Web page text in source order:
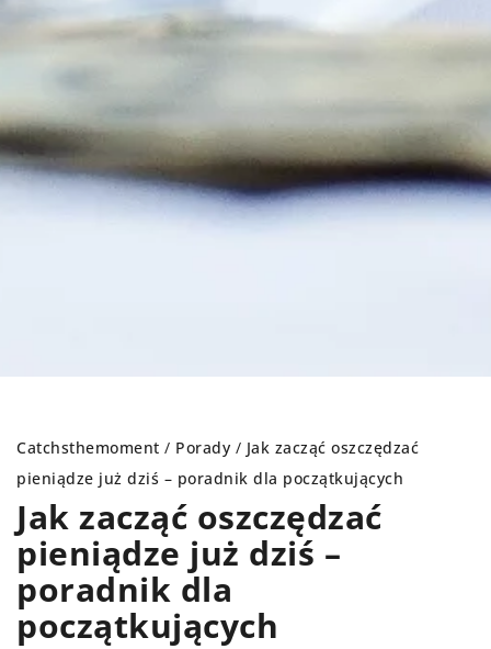
Catchsthemoment / Porady / Jak zacząć oszczędzać
pieniądze już dziś – poradnik dla początkujących
Jak zacząć oszczędzać
pieniądze już dziś –
poradnik dla
początkujących